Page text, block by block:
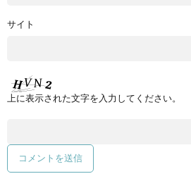
サイト
上に表示された文字を入力してください。